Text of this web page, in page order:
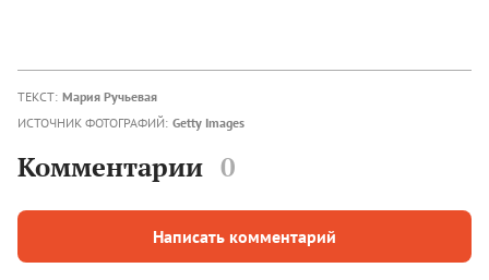
ТЕКСТ: Мария Ручьевая
ИСТОЧНИК ФОТОГРАФИЙ: Getty Images
Комментарии 0
Написать комментарий